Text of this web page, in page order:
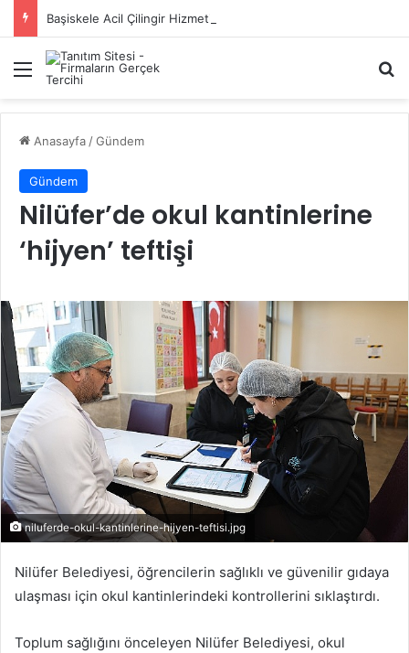
Başiskele Acil Çilingir Hizmeti İçin Doğru Adres Neresi?
Menü
Anasayfa /Gündem
Gündem
Nilüfer’de okul kantinlerine
‘hijyen’ teftişi
niluferde-okul-kantinlerine-hijyen-teftisi.jpg
Nilüfer Belediyesi, öğrencilerin sağlıklı ve güvenilir gıdaya
ulaşması için okul kantinlerindeki kontrollerini sıklaştırdı.
Toplum sağlığını önceleyen Nilüfer Belediyesi, okul